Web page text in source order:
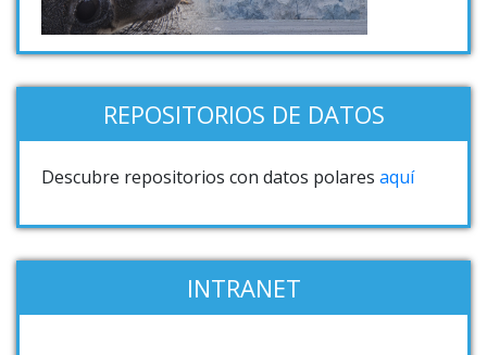
REPOSITORIOS DE DATOS
Descubre repositorios con datos polares aquí
INTRANET